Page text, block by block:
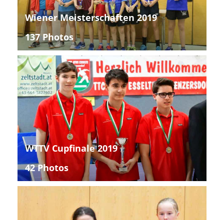
Wiener Meisterschaften 2019
137 Photos
WTTV Cupfinale 2019
42 Photos